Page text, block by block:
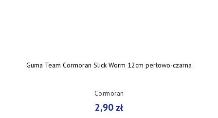
Guma Team Cormoran Slick Worm 12cm perłowo-czarna
Cormoran
2,90 zł